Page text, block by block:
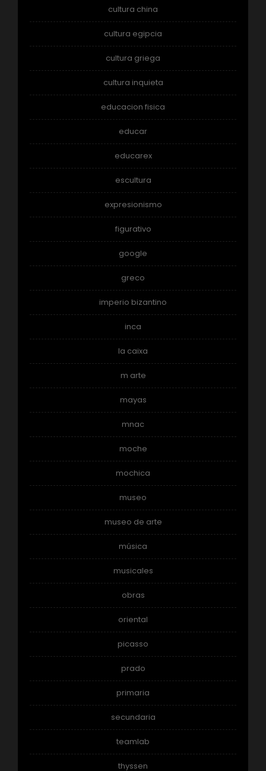
cultura china
cultura egipcia
cultura griega
cultura inquieta
educacion fisica
educar
educarex
escultura
expresionismo
figurativo
google
greco
imperio bizantino
inca
la caixa
m arte
mayas
mnac
moche
mochica
museo
museo de arte
música
musicales
obras
oriental
picasso
prado
primaria
secundaria
teamlab
thyssen